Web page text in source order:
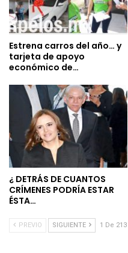
Estrena carros del año… y
tarjeta de apoyo
económico de…
¿ DETRÁS DE CUANTOS
CRÍMENES PODRÍA ESTAR
ÉSTA…
PREVIO SIGUIENTE 1 De 213